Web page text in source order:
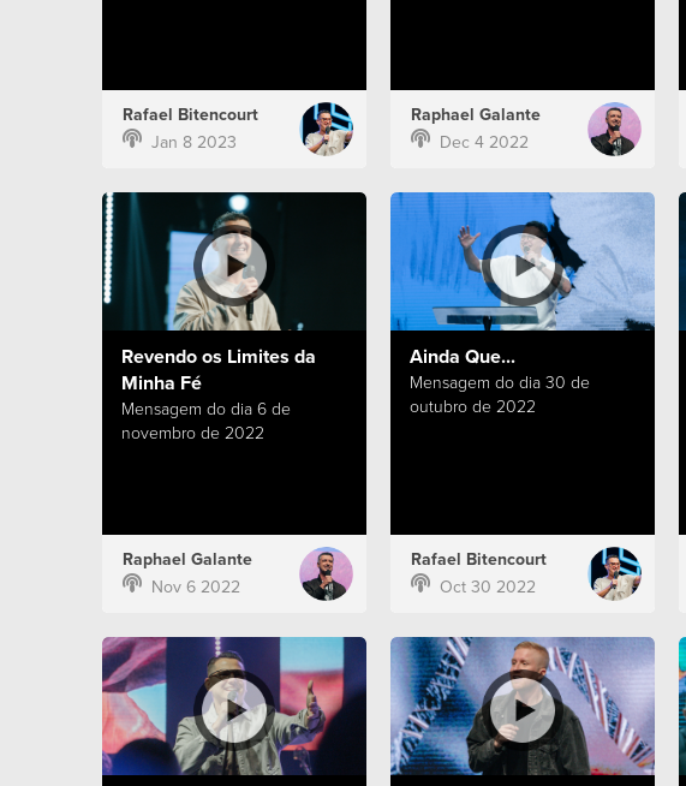
Rafael Bitencourt
Jan 8 2023
Raphael Galante
Dec 4 2022
Revendo os Limites da
Minha Fé
Mensagem do dia 6 de
novembro de 2022
Raphael Galante
Nov 6 2022
Ainda Que...
Mensagem do dia 30 de
outubro de 2022
Rafael Bitencourt
Oct 30 2022